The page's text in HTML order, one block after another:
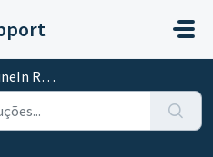
tem anúncios?